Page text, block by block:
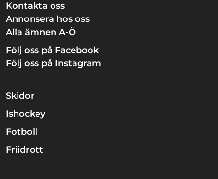
Kontakta oss
Annonsera hos oss
Alla ämnen A-Ö
Följ oss på Facebook
Följ oss på Instagram
Skidor
Ishockey
Fotboll
Friidrott